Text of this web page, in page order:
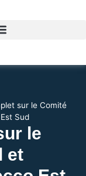
sur le Comité
Sud
le
et